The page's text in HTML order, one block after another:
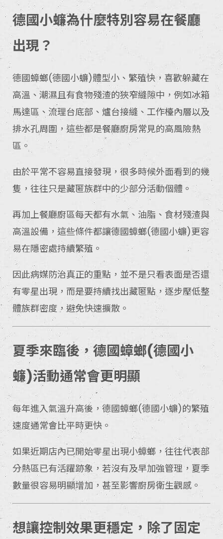
德國小蠊為什麼特別容易在餐廳
出現？
德國蟑螂(德國小蠊)體型小、繁殖快，喜歡躲藏在
高溫、潮濕且有食物殘渣的狹窄縫隙中，例如冰箱
馬達區、流理台底部、爐台接縫、工作檯內層以及
排水孔周圍，這些都是餐廳廚房常見的高風險熱
區。
由於平常不容易直接發現，很多時候外面看到的幾
隻，往往只是藏匿族群中的少部分活動個體。
再加上餐廳廚區每天都有水氣、油脂、食材殘渣與
高溫設備，這些條件都讓德國蟑螂(德國小蠊)更容
易在隱密處持續繁殖。
因此病媒防治真正的重點，並不是只看表面是否還
有零星出現，而是要持續找出藏匿點，逐步壓低整
體族群密度，避免快速擴散。
夏季來臨後，德國蟑螂(德國小
蠊)活動通常會更明顯
每年進入氣溫升高後，德國蟑螂(德國小蠊)的繁殖
速度通常會比平時更快。
如果近期店內已開始零星出現小蟑螂，往往代表部
分熱區已有活躍跡象，若沒有及早加強管理，夏季
數量很容易明顯增加，甚至影響廚房衛生觀感。
想讓控制效果更穩定，除了固定